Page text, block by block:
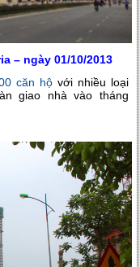
– ngày 01/10/2013
căn hộvới nhiều loại
giao nhà vào tháng